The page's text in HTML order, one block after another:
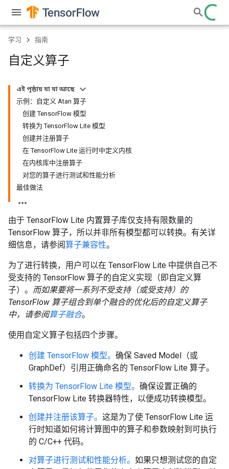
学习 指南
自定义算子
এই পৃষ্ঠায় যা যা আছে
示例：自定义 Atan 算子
创建 TensorFlow 模型
转换为 TensorFlow Lite 模型
创建并注册算子
在 TensorFlow Lite 运行时中定义内核
在内核库中注册算子
对您的算子进行测试和性能分析
最佳做法
由于 TensorFlow Lite 内置算子库仅支持有限数量的
TensorFlow 算子，所以并非所有模型都可以转换。有关详
细信息，请参阅算子兼容性。
为了进行转换，用户可以在 TensorFlow Lite 中提供自己不
受支持的 TensorFlow 算子的自定义实现（即自定义算
子）。 而如果要将一系列不受支持（或受支持）的
TensorFlow 算子组合到单个融合的优化后的自定义算子
中，请参阅算子融合。
使用自定义算子包括四个步骤。
创建 TensorFlow 模型。 确保 Saved Model（或
GraphDef）引用正确命名的 TensorFlow Lite 算子。
转换为 TensorFlow Lite 模型。 确保设置正确的
TensorFlow Lite 转换器特性，以便成功转换模型。
创建并注册该算子。 这是为了使 TensorFlow Lite 运
行时知道如何将计算图中的算子和参数映射到可执行
的 C/C++ 代码。
对算子进行测试和性能分析。 如果只想测试您的自定